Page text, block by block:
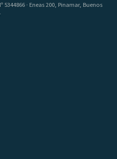
5344866 · Eneas 200, Pinamar, Buenos